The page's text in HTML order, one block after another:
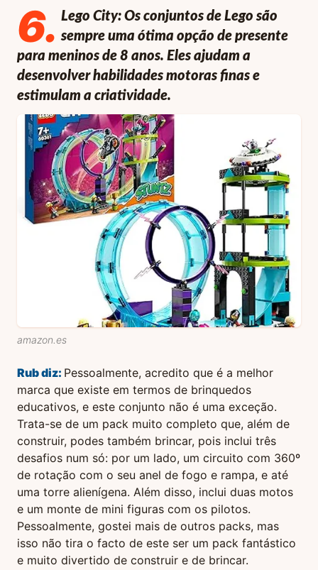
6. Lego City: Os conjuntos de Lego são
sempre uma ótima opção de presente
para meninos de 8 anos. Eles ajudam a
desenvolver habilidades motoras finas e
estimulam a criatividade.
amazon.es
Rubdiz: Pessoalmente, acredito que é a melhor
marca que existe em termos de brinquedos
educativos, e este conjunto não é uma exceção.
Trata-se de um pack muito completo que, além de
construir, podes também brincar, pois inclui três
desafios num só: por um lado, um circuito com 360º
de rotação com o seu anel de fogo e rampa, e até
uma torre alienígena. Além disso, inclui duas motos
e um monte de mini figuras com os pilotos.
Pessoalmente, gostei mais de outros packs, mas
isso não tira o facto de este ser um pack fantástico
e muito divertido de construir e de brincar.